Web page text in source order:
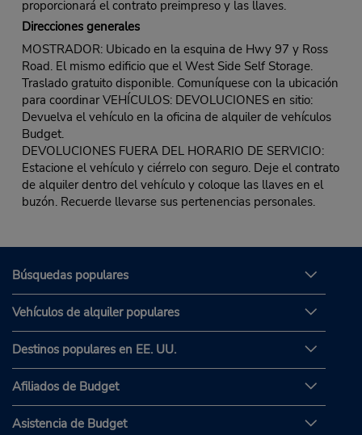
proporcionará el contrato preimpreso y las llaves.
Direcciones generales
MOSTRADOR: Ubicado en la esquina de Hwy 97 y Ross
Road. El mismo edificio que el West Side Self Storage.
Traslado gratuito disponible. Comuníquese con la ubicación
para coordinar VEHÍCULOS: DEVOLUCIONES en sitio:
Devuelva el vehículo en la oficina de alquiler de vehículos
Budget.
DEVOLUCIONES FUERA DEL HORARIO DE SERVICIO:
Estacione el vehículo y ciérrelo con seguro. Deje el contrato
de alquiler dentro del vehículo y coloque las llaves en el
buzón. Recuerde llevarse sus pertenencias personales.
Búsquedas populares
Vehículos de alquiler populares
Destinos populares en EE. UU.
Afiliados de Budget
Asistencia de Budget